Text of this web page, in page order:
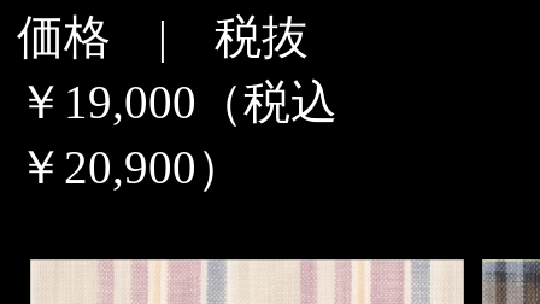
価格 | 税抜
￥19,000（税込
￥20,900）